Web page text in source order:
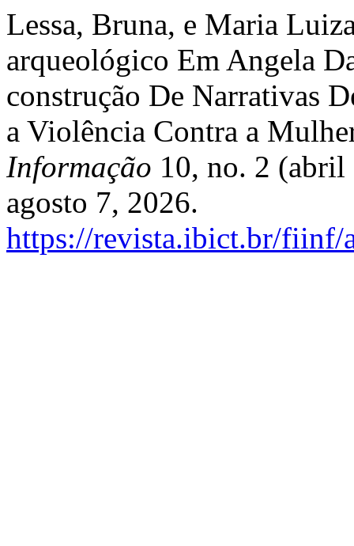
Lessa, Bruna, e Maria
arqueológico Em Angela
construção De Narrativas
a Violência Contra a
Informação 10, no. 2 (abril
agosto 7, 2026.
https://revista.ibict.br/fiinf/